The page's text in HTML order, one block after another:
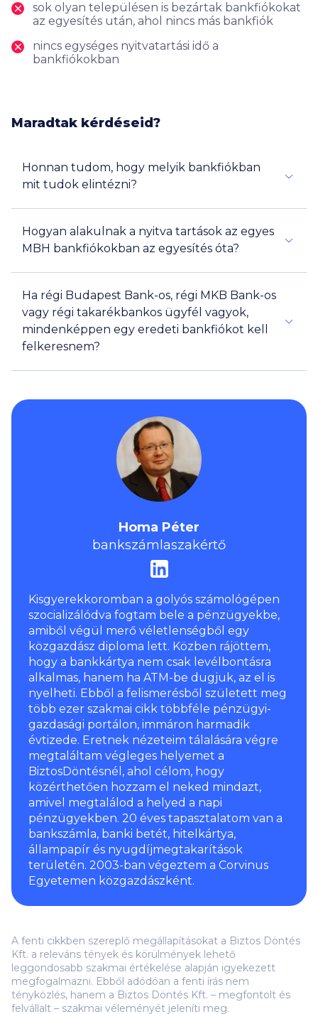
sok olyan településen is bezártak bankfiókokat
az egyesítés után, ahol nincs más bankfiók
nincs egységes nyitvatartási idő a
bankfiókokban
Maradtak kérdéseid?
Honnan tudom, hogy melyik bankfiókban
mit tudok elintézni?
Hogyan alakulnak a nyitva tartások az egyes
MBH bankfiókokban az egyesítés óta?
Ha régi Budapest Bank-os, régi MKB Bank-os
vagy régi takarékbankos ügyfél vagyok,
mindenképpen egy eredeti bankfiókot kell
felkeresnem?
Homa Péter
bankszámlaszakértő
Kisgyerekkoromban a golyós számológépen
szocializálódva fogtam bele a pénzügyekbe,
amiből végül merő véletlenségből egy
közgazdász diploma lett. Közben rájöttem,
hogy a bankkártya nem csak levélbontásra
alkalmas, hanem ha ATM-be dugjuk, az el is
nyelheti. Ebből a felismerésből született meg
több ezer szakmai cikk többféle pénzügyi-
gazdasági portálon, immáron harmadik
évtizede. Eretnek nézeteim tálalására végre
megtaláltam végleges helyemet a
BiztosDöntésnél, ahol célom, hogy
közérthetően hozzam el neked mindazt,
amivel megtalálod a helyed a napi
pénzügyekben. 20 éves tapasztalatom van a
bankszámla, banki betét, hitelkártya,
állampapír és nyugdíjmegtakarítások
területén. 2003-ban végeztem a Corvinus
Egyetemen közgazdászként.
A fenti cikkben szereplő megállapításokat a Biztos Döntés
Kft. a releváns tények és körülmények lehető
leggondosabb szakmai értékelése alapján igyekezett
megfogalmazni. Ebből adódóan a fenti írás nem
tényközlés, hanem a Biztos Döntés Kft. – megfontolt és
felvállalt – szakmai véleményét jeleníti meg.